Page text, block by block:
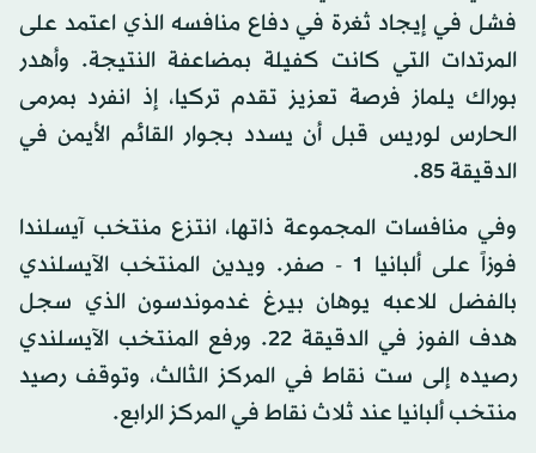
فشل في إيجاد ثغرة في دفاع منافسه الذي اعتمد على
المرتدات التي كانت كفيلة بمضاعفة النتيجة. وأهدر
بوراك يلماز فرصة تعزيز تقدم تركيا، إذ انفرد بمرمى
الحارس لوريس قبل أن يسدد بجوار القائم الأيمن في
الدقيقة 85.
وفي منافسات المجموعة ذاتها، انتزع منتخب آيسلندا
فوزاً على ألبانيا 1 - صفر. ويدين المنتخب الآيسلندي
بالفضل للاعبه يوهان بيرغ غدموندسون الذي سجل
هدف الفوز في الدقيقة 22. ورفع المنتخب الآيسلندي
رصيده إلى ست نقاط في المركز الثالث، وتوقف رصيد
منتخب ألبانيا عند ثلاث نقاط في المركز الرابع.